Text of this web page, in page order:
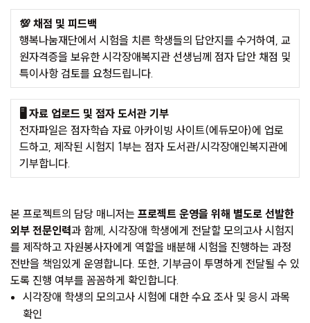
💯 채점 및 피드백
행복나눔재단에서 시험을 치른 학생들의 답안지를 수거하여, 교
원자격증을 보유한 시각장애복지관 선생님께 점자 답안 채점 및
특이사항 검토를 요청드립니다.
🖥️ 자료 업로드 및 점자 도서관 기부
전자파일은 점자학습 자료 아카이빙 사이트(에듀모아)에 업로
드하고, 제작된 시험지 1부는 점자 도서관/시각장애인복지관에
기부합니다.
본 프로젝트의 담당 매니저는 프로젝트 운영을 위해 별도로 선발한
외부 전문인력과 함께, 시각장애 학생에게 전달할 모의고사 시험지
를 제작하고 자원봉사자에게 역할을 배분해 시험을 진행하는 과정
전반을 책임있게 운영합니다. 또한, 기부금이 투명하게 전달될 수 있
도록 진행 여부를 꼼꼼하게 확인합니다.
시각장애 학생의 모의고사 시험에 대한 수요 조사 및 응시 과목
확인